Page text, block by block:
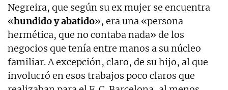
Negreira, que según su ex mujer se encuentra
«hundido y abatido», era una «persona
hermética, que no contaba nada» de los
negocios que tenía entre manos a su núcleo
familiar. A excepción, claro, de su hijo, al que
involucró en esos trabajos poco claros que